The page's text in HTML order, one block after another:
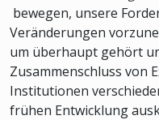
bewegen, unsere
Veränderungen
um überhaupt gehört
Zusammenschluss von
Institutionen
frühen Entwicklung